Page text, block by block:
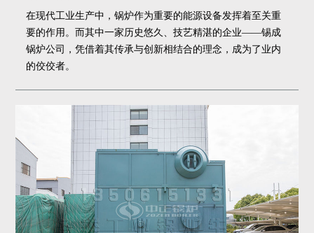
在现代工业生产中，锅炉作为重要的能源设备发挥着至关重
要的作用。而其中一家历史悠久、技艺精湛的企业——锡成
锅炉公司，凭借着其传承与创新相结合的理念，成为了业内
的佼佼者。